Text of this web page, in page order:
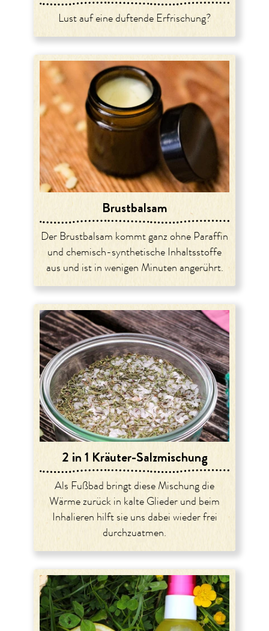
Lust auf eine duftende Erfrischung?
Brustbalsam
Der Brustbalsam kommt ganz ohne Paraffin
und chemisch-synthetische Inhaltsstoffe
aus und ist in wenigen Minuten angerührt.
2 in 1 Kräuter-Salzmischung
Als Fußbad bringt diese Mischung die
Wärme zurück in kalte Glieder und beim
Inhalieren hilft sie uns dabei wieder frei
durchzuatmen.